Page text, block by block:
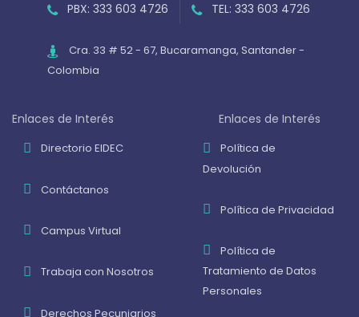
PBX: 333 603 4726 TEL: 333 603 4726
Cra. 33 # 52 - 67, Bucaramanga, Santander -
Colombia
Enlaces de Interés
Directorio EIDEC
Contáctanos
Campus Virtual
Trabaja con Nosotros
Derechos Pecuniarios
Enlaces de Interés
Política de
Devolución
Política de Privacidad
Política de
Tratamiento de Datos
Personales